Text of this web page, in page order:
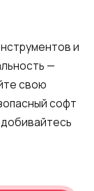
и
—
свою
софт